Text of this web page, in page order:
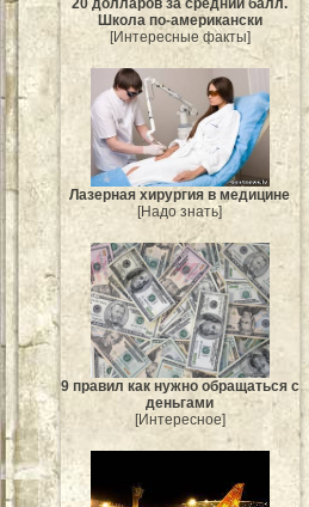
20 долларов за средний балл.
Школа по-американски
[Интересные факты]
Лазерная хирургия в медицине
[Надо знать]
9 правил как нужно обращаться с
деньгами
[Интересное]